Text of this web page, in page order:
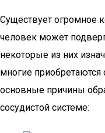
Существует огромное
человек может
некоторые из них
многие
основные причины
сосудистой системе: